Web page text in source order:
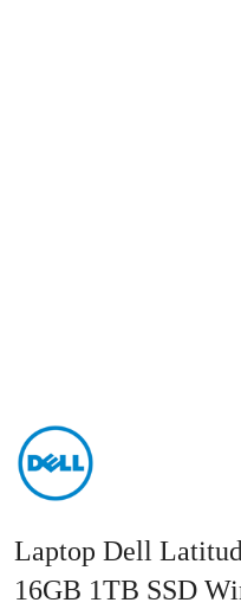
NAZWA
PRODUCENTA:
DELL
Laptop Dell
16GB 1TB SSD